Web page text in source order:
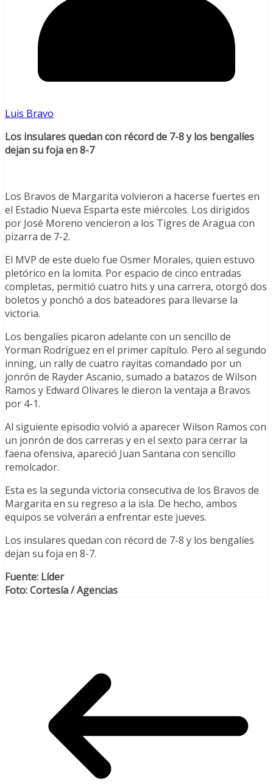
Luis Bravo
Los insulares quedan con récord de 7-8 y los bengalíes
dejan su foja en 8-7
Los Bravos de Margarita volvieron a hacerse fuertes en
el Estadio Nueva Esparta este miércoles. Los dirigidos
por José Moreno vencieron a los Tigres de Aragua con
pizarra de 7-2.
El MVP de este duelo fue Osmer Morales, quien estuvo
pletórico en la lomita. Por espacio de cinco entradas
completas, permitió cuatro hits y una carrera, otorgó dos
boletos y ponchó a dos bateadores para llevarse la
victoria.
Los bengalíes picaron adelante con un sencillo de
Yorman Rodríguez en el primer capítulo. Pero al segundo
inning, un rally de cuatro rayitas comandado por un
jonrón de Rayder Ascanio, sumado a batazos de Wilson
Ramos y Edward Olivares le dieron la ventaja a Bravos
por 4-1.
Al siguiente episodio volvió a aparecer Wilson Ramos con
un jonrón de dos carreras y en el sexto para cerrar la
faena ofensiva, apareció Juan Santana con sencillo
remolcador.
Esta es la segunda victoria consecutiva de los Bravos de
Margarita en su regreso a la isla. De hecho, ambos
equipos se volverán a enfrentar este jueves.
Los insulares quedan con récord de 7-8 y los bengalíes
dejan su foja en 8-7.
Fuente: Líder
Foto: Cortesía / Agencias